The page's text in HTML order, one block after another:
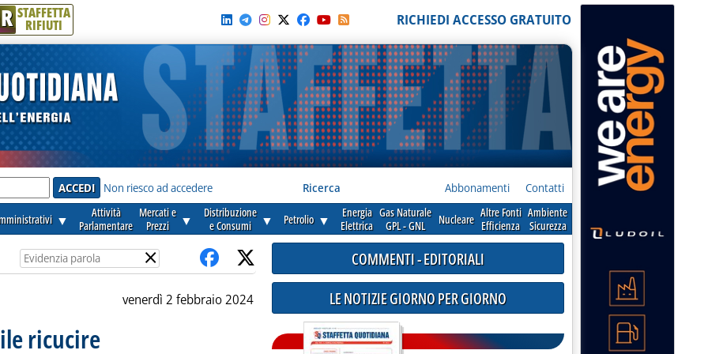
R STAFFETTA
RIFIUTI RICHIEDI ACCESSO GRATUITO
Non riesco ad accedere Ricerca Abbonamenti Contatti
▼
Attività
Parlamentare
Mercati e
Prezzi
▼
Distribuzione
e Consumi
▼ Petrolio ▼
Energia
Elettrica
Gas Naturale
GPL - GNL
Nucleare Altre Fonti
Efficienza
Ambiente
Sicurezza
×
venerdì 2 febbraio 2024
ricucire
COMMENTI - EDITORIALI
LE NOTIZIE GIORNO PER GIORNO